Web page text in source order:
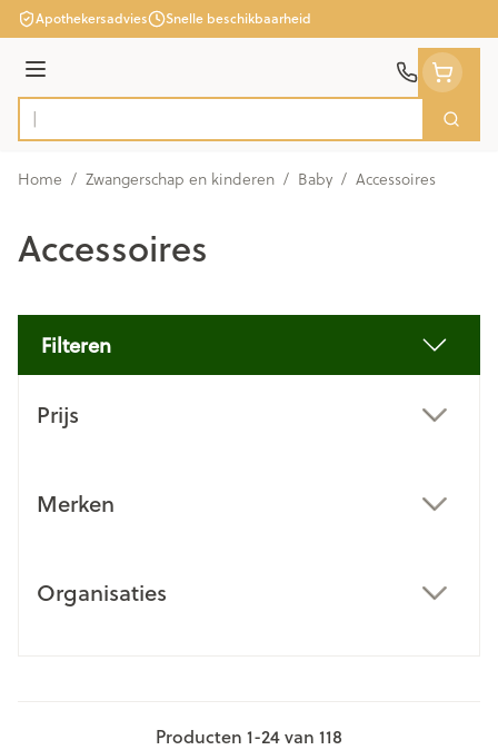
Ga naar de inhoud
Apothekersadvies Snelle beschikbaarheid
Menu
Product, merk, categorie... Zoek
Home / Zwangerschap en kinderen / Baby / Accessoires
Accessoires
Filteren
Prijs
Merken
Organisaties
Producten 1-24van 118